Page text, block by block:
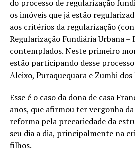
do processo de regularização
os imóveis que já estão
aos critérios da regularização
Regularização Fundiária Urbana –
contemplados. Neste primeiro
estão participando desse
Aleixo, Puraquequara e Zumbi dos
Esse é o caso da dona de casa
anos, que afirmou ter vergonha da
reforma pela precariedade da
seu dia a dia, principalmente na
filhos.